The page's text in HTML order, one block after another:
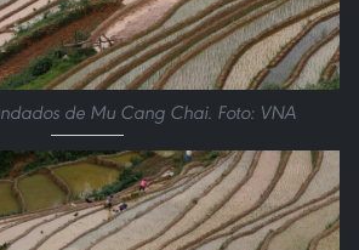
de Mu Cang Chai. Foto: VNA